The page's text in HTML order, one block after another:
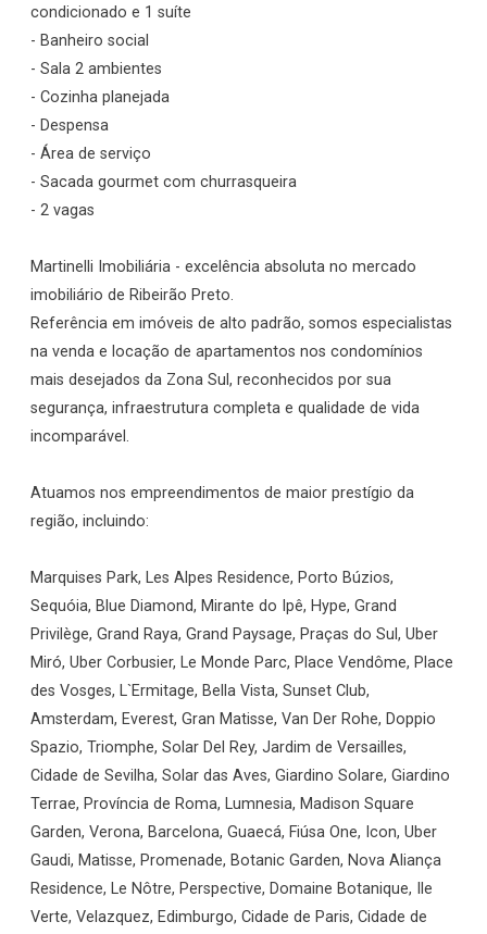
condicionado e 1 suíte
- Banheiro social
- Sala 2 ambientes
- Cozinha planejada
- Despensa
- Área de serviço
- Sacada gourmet com churrasqueira
- 2 vagas
Martinelli Imobiliária - excelência absoluta no mercado
imobiliário de Ribeirão Preto.
Referência em imóveis de alto padrão, somos especialistas
na venda e locação de apartamentos nos condomínios
mais desejados da Zona Sul, reconhecidos por sua
segurança, infraestrutura completa e qualidade de vida
incomparável.
Atuamos nos empreendimentos de maior prestígio da
região, incluindo:
Marquises Park, Les Alpes Residence, Porto Búzios,
Sequóia, Blue Diamond, Mirante do Ipê, Hype, Grand
Privilège, Grand Raya, Grand Paysage, Praças do Sul, Uber
Miró, Uber Corbusier, Le Monde Parc, Place Vendôme, Place
des Vosges, L`Ermitage, Bella Vista, Sunset Club,
Amsterdam, Everest, Gran Matisse, Van Der Rohe, Doppio
Spazio, Triomphe, Solar Del Rey, Jardim de Versailles,
Cidade de Sevilha, Solar das Aves, Giardino Solare, Giardino
Terrae, Província de Roma, Lumnesia, Madison Square
Garden, Verona, Barcelona, Guaecá, Fiúsa One, Icon, Uber
Gaudi, Matisse, Promenade, Botanic Garden, Nova Aliança
Residence, Le Nôtre, Perspective, Domaine Botanique, Ile
Verte, Velazquez, Edimburgo, Cidade de Paris, Cidade de